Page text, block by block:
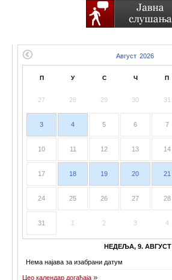
П У С Ч П
27 28 29 30 31
3 4 5 6 7
10 11 12 13 14
17 18 19 20 21
24 25 26 27 28
31 1 2 3 4
НЕДЕЉА, 9. АВГУСТ
Нема најава за изабрани датум
Цео календар догађаја